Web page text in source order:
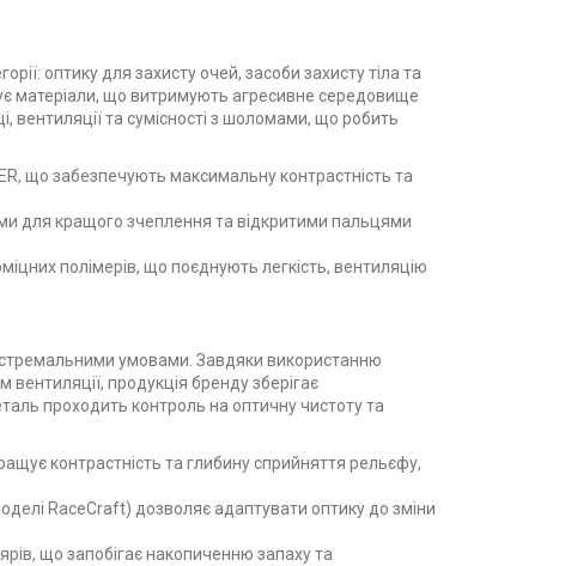
оптику для захисту очей, засоби захисту тіла та
матеріали, що витримують агресивне середовище
вентиляції та сумісності з шоломами, що робить
що забезпечують максимальну контрастність та
для кращого зчеплення та відкритими пальцями
полімерів, що поєднують легкість, вентиляцію
умовами. Завдяки використанню
продукція бренду зберігає
проходить контроль на оптичну чистоту та
контрастність та глибину сприйняття рельєфу,
RaceCraft) дозволяє адаптувати оптику до зміни
що запобігає накопиченню запаху та